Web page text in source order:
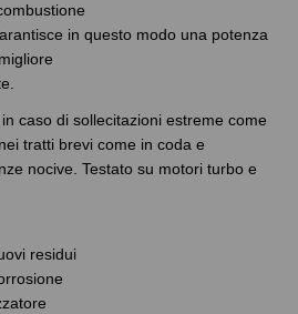
in questo modo una potenza
caso di sollecitazioni estreme come
tratti brevi come in coda e
nocive. Testato su motori turbo e
residui